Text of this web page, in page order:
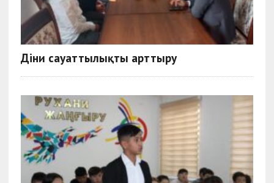
Діни сауаттылықты арттыру